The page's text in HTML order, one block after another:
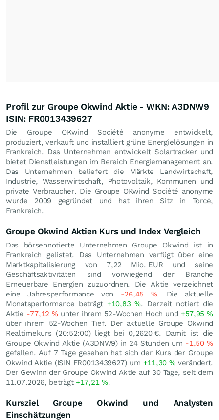
Profil zur Groupe Okwind Aktie - WKN: A3DNW9
ISIN: FR0013439627
Die Groupe OKwind Société anonyme entwickelt,
produziert, verkauft und installiert grüne Energielösungen in
Frankreich. Das Unternehmen entwickelt Solartracker und
bietet Dienstleistungen im Bereich Energiemanagement an.
Das Unternehmen beliefert die Märkte Landwirtschaft,
Industrie, Wasserwirtschaft, Photovoltaik, Kommunen und
private Verbraucher. Die Groupe OKwind Société anonyme
wurde 2009 gegründet und hat ihren Sitz in Torcé,
Frankreich.
Groupe Okwind Aktien Kurs und Index Vergleich
Das börsennotierte Unternehmen Groupe Okwind ist in
Frankreich gelistet. Das Unternehmen verfügt über eine
Marktkapitalisierung von 7,22 Mio. EUR und seine
Geschäftsaktivitäten sind vorwiegend der Branche
Erneuerbare Energien zuzuordnen. Die Aktie verzeichnet
eine Jahresperformance von -26,45 %. Die aktuelle
Monatsperformance beträgt +10,83%. Derzeit notiert die
Aktie -77,12%unter ihrem 52-Wochen Hoch und +57,95%
über ihrem 52-Wochen Tief. Der aktuelle Groupe Okwind
Realtimekurs (20:52:00) liegt bei 0,2620 €. Damit ist die
Groupe Okwind Aktie (A3DNW9) in 24 Stunden um -1,50%
gefallen. Auf 7 Tage gesehen hat sich der Kurs der Groupe
Okwind Aktie (ISIN FR0013439627) um +11,30%verändert.
Der Gewinn der Groupe Okwind Aktie auf 30 Tage, seit dem
11.07.2026, beträgt +17,21 %.
Kursziel Groupe Okwind und Analysten
Einschätzungen